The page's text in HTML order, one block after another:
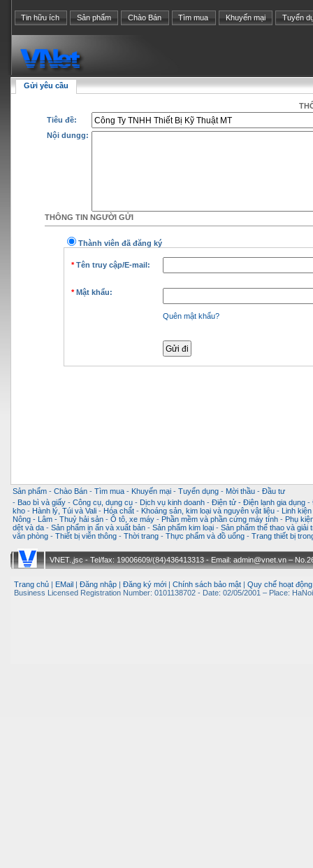
Tin hữu ích Sản phẩm Chào Bán Tìm mua Khuyến mại Tuyển
Gửi yêu cầu
Tiêu đề:
Nội dungg:
THÔNG TIN NGƯỜI GỬI
Thành viên đã đăng ký
*Tên truy cập/E-mail:
* Mật khẩu:
Quên mật khẩu?
Sản phẩm - Chào Bán - Tìm mua - Khuyến mại - Tuyển dụng - Mời thầu - Đầu tư
- Bao bì và giấy - Công cụ, dụng cụ - Dịch vụ kinh doanh - Điện tử - Điện lạnh gia dụng -
kho - Hành lý, Túi và Vali - Hóa chất - Khoáng sản, kim loại và nguyên vật liệu -
Linh
Nông - Lâm - Thuỷ hải sản - Ô tô, xe máy - Phần mềm và phần cứng máy tính - Phụ
dệt và da - Sản phẩm in ấn và xuất bản - Sản phẩm kim loại - Sản phẩm thể thao và giải
văn phòng - Thiết bị viễn thông - Thời trang - Thực phẩm và đồ uống - Trang thiết bị
VNET.,jsc - Tel/fax: 19006609/(84)436413313 - Email: admin@vnet.vn –
Trang chủ EMail Đăng nhập Đăng ký mới Chính sách bảo mật Quy chế hoạt động
Business Licensed Registration Number: 0101138702 - Date: 02/05/2001 – Place: